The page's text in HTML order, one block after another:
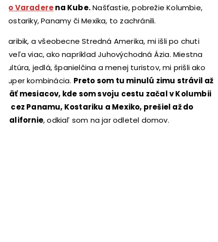
vo Varaderena Kube.Našťastie, pobrežie Kolumbie,
Kostariky, Panamy či Mexika, to zachránili.
Karibik, a všeobecne Stredná Amerika, mi išli po chuti
oveľa viac, ako napríklad Juhovýchodná Ázia. Miestna
kultúra, jedlá, španielčina a menej turistov, mi prišli ako
super kombinácia. Preto som tu minulú zimu strávil až
päť mesiacov, kde som svoju cestu začal v Kolumbii
a cez Panamu, Kostariku a Mexiko, prešiel až do
Kalifornie, odkiaľ som na jar odletel domov.